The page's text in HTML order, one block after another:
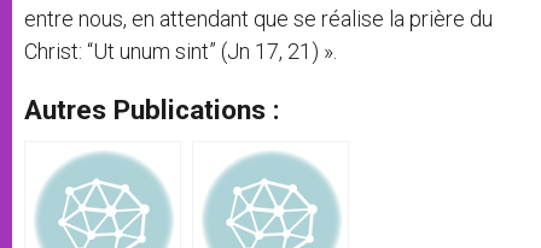
entre nous, en attendant que se réalise la prière du
Christ: “Ut unum sint” (Jn 17, 21) ».
Autres Publications :